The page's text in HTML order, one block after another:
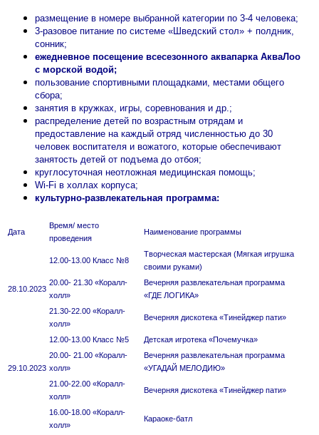
размещение в номере выбранной категории по 3-4 человека;
3-разовое питание по системе «Шведский стол» + полдник,
сонник;
ежедневное посещение всесезонного аквапарка АкваЛоо
с морской водой;
пользование спортивными площадками, местами общего
сбора;
занятия в кружках, игры, соревнования и др.;
распределение детей по возрастным отрядам и
предоставление на каждый отряд численностью до 30
человек воспитателя и вожатого, которые обеспечивают
занятость детей от подъема до отбоя;
круглосуточная неотложная медицинская помощь;
Wi-Fi в холлах корпуса;
культурно-развлекательная программа:
Дата
Время/ место
проведения
Наименование программы
28.10.2023
12.00-13.00 Класс №8
Творческая мастерская (Мягкая игрушка
своими руками)
20.00- 21.30 «Коралл-
холл»
Вечерняя развлекательная программа
«ГДЕ ЛОГИКА»
21.30-22.00 «Коралл-
холл»
Вечерняя дискотека «Тинейджер пати»
29.10.2023
12.00-13.00 Класс №5
Детская игротека «Почемучка»
20.00- 21.00 «Коралл-
холл»
Вечерняя развлекательная программа
«УГАДАЙ МЕЛОДИЮ»
21.00-22.00 «Коралл-
холл»
Вечерняя дискотека «Тинейджер пати»
16.00-18.00 «Коралл-
холл»
Караоке-батл